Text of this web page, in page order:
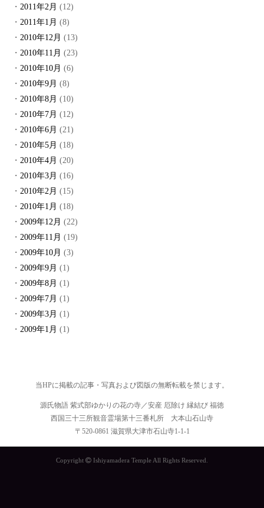
2011年2月 (12)
2011年1月 (8)
2010年12月 (13)
2010年11月 (23)
2010年10月 (6)
2010年9月 (8)
2010年8月 (10)
2010年7月 (12)
2010年6月 (21)
2010年5月 (18)
2010年4月 (20)
2010年3月 (16)
2010年2月 (15)
2010年1月 (18)
2009年12月 (22)
2009年11月 (19)
2009年10月 (3)
2009年9月 (1)
2009年8月 (1)
2009年7月 (1)
2009年3月 (1)
2009年1月 (1)
当HPに掲載の記事・写真および図版の無断転載を禁じます。
源氏物語 紫式部ゆかりの花の寺／安産 厄除け 縁結び 福徳
西国三十三所観音霊場第十三番札所 大本山石山寺
〒520-0861 滋賀県大津市石山寺1-1-1
Copyright Ishiyamadera Temple All Rights Reserved.